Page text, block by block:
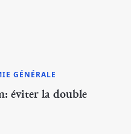
GÉNÉRALE
éviter la double